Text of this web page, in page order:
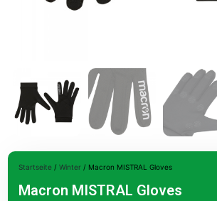
Startseite / Winter / Macron MISTRAL Gloves
Macron MISTRAL Gloves